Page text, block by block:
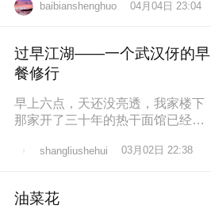
baibianshenghuo 04月04日 23:04
过早江湖——一个武汉伢的早
餐修行
早上六点，天还没亮透，我家楼下
那家开了三十年的热干面馆已经排
速快得像弹钢琴。一勺芝麻酱、半
shangliushehui 03月02日 22:38
油菜花